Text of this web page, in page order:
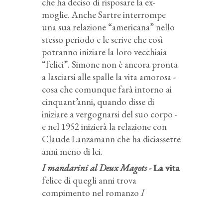
moglie. Anche Sartre interrompe
una sua relazione “americana” nello
stesso periodo e le scrive che così
potranno iniziare la loro vecchiaia
“felici”. Simone non è ancora pronta
a lasciarsi alle spalle la vita amorosa -
cosa che comunque farà intorno ai
cinquant’anni, quando disse di
iniziare a vergognarsi del suo corpo -
e nel 1952 inizierà la relazione con
Claude Lanzamann che ha diciassette
anni meno di lei.
I mandarini al Deux Magots -La vita
felice di quegli anni trova
compimento nel romanzo I